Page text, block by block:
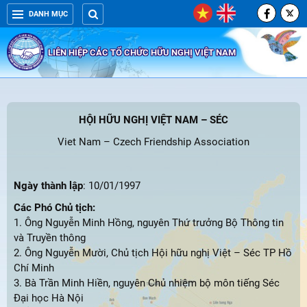
DANH MỤC
LIÊN HIỆP CÁC TỔ CHỨC HỮU NGHỊ VIỆT NAM
HỘI HỮU NGHỊ VIỆT NAM – SÉC
Viet Nam – Czech Friendship Association
Ngày thành lập: 10/01/1997
Các Phó Chủ tịch:
1. Ông Nguyễn Minh Hồng, nguyên Thứ trưởng Bộ Thông tin
và Truyền thông
2. Ông Nguyễn Mười, Chủ tịch Hội hữu nghị Việt – Séc TP Hồ
Chí Minh
3. Bà Trần Minh Hiền, nguyên Chủ nhiệm bộ môn tiếng Séc
Đại học Hà Nội